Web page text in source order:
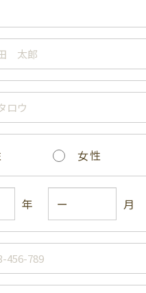
女性
年 月